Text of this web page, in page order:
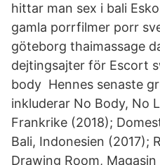
hittar man sex i bali
gamla porrfilmer porr
göteborg thaimassage
dejtingsajter för Escort
body Hennes senaste
inkluderar No Body, No
Frankrike (2018);
Bali, Indonesien (2017);
Drawing Room,